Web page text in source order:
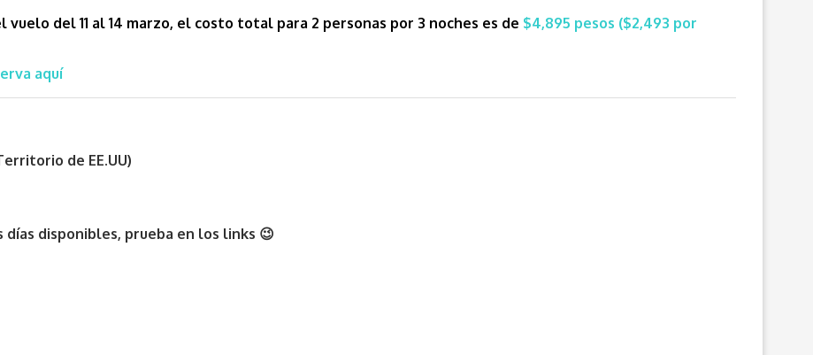
del 11 al 14 marzo, el costo total para 2 personas por 3 noches es de $4,895 pesos ($2,493 por
aquí
de EE.UU)
días disponibles, prueba en los links 😉